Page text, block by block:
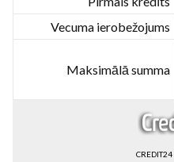
Vecuma ierobežojums
Maksimālā summa